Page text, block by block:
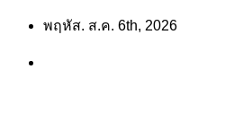
Skip
content
พฤหัส. ส.ค. 6th, 2026